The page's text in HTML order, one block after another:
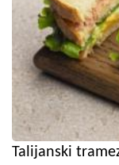
Talijanski